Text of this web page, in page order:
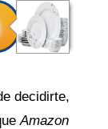
decidirte,
Amazon